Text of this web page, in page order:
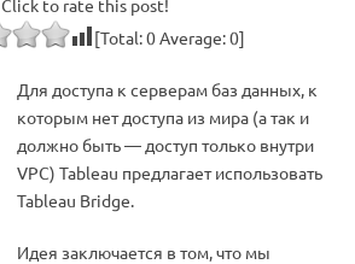
Click to rate this post!
[Total:0Average:0]
Для доступа к серверам баз данных, к
которым нет доступа из мира (а так и
должно быть — доступ только внутри
VPC) Tableau предлагает использовать
Tableau Bridge.
Идея заключается в том, что мы